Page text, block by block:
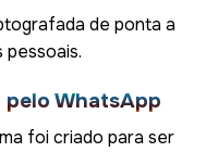
de ponta a
pelo WhatsApp
foi criado para ser